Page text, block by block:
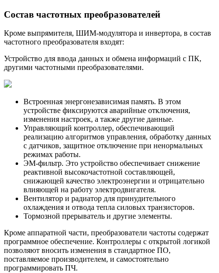
Состав частотных преобразователей
Кроме выпрямителя, ШИМ-модулятора и инвертора, в состав
частотного преобразователя входят:
Устройство для ввода данных и обмена информаций с ПК,
другими частотными преобразователями.
Встроенная энергонезависимая память. В этом
устройстве фиксируются аварийные отключения,
изменения настроек, а также другие данные.
Управляющий контроллер, обеспечивающий
реализацию алгоритмов управления, обработку данных
с датчиков, защитное отключение при ненормальных
режимах работы.
ЭМ-фильтр. Это устройство обеспечивает снижение
реактивной высокочастотной составляющей,
снижающей качество электроэнергии и отрицательно
влияющей на работу электродвигателя.
Вентилятор и радиатор для принудительного
охлаждения и отвода тепла силовых транзисторов.
Тормозной прерыватель и другие элементы.
Кроме аппаратной части, преобразователи частоты содержат
программное обеспечение. Контроллеры с открытой логикой
позволяют вносить изменения в стандартное ПО,
поставляемое производителем, и самостоятельно
программировать ПЧ.